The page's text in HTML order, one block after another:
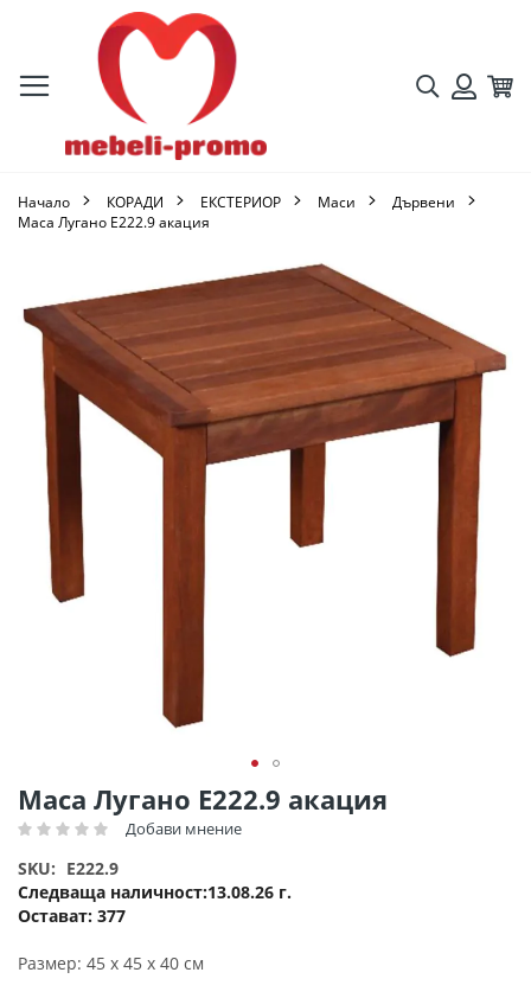
Търсене
Начало КОРАДИ ЕКСТЕРИОР Маси
Дървени
Маса Лугано Ε222.9 акация
Маса Лугано Ε222.9 акация
Рейтинг: Добави мнение
Остават: 377
SKU
E222.9
Следваща наличност 13.08.26 г.
Размер: 45 х 45 х 40 см
края
на
галерията
изображенията
Преминете
към
началото
на
галерия
със